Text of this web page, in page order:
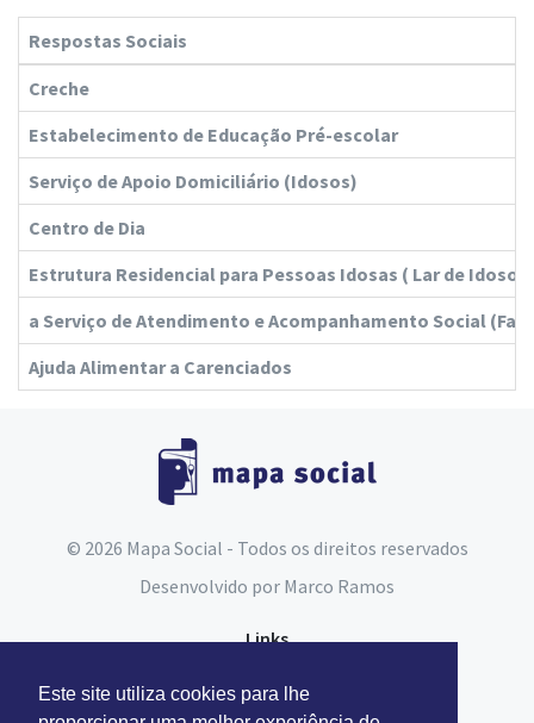
Este site utiliza cookies para lhe
Respostas Sociais
Creche
Estabelecimento de Educação Pré-escolar
Serviço de Apoio Domiciliário (Idosos)
Centro de Dia
Estrutura Residencial para Pessoas Idosas ( Lar de Idosos
a Serviço de Atendimento e Acompanhamento Social
Ajuda Alimentar a Carenciados
© 2026 Mapa Social - Todos os direitos reservados
Desenvolvido por Marco Ramos
Links
Carta Social